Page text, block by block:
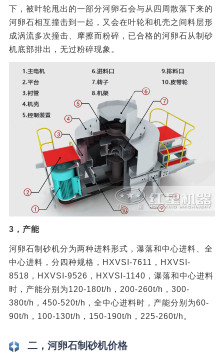
下，被叶轮甩出的一部分河卵石会与从四周散落下来的
河卵石相互撞击到一起，又会在叶轮和机壳之间料层形
成涡流多次撞击、摩擦而粉碎，已合格的河卵石从制砂
机底部排出，无过粉碎现象。
3，产能
河卵石制砂机分为两种进料形式，瀑落和中心进料、全
中心进料，分四种规格，HXVSI-7611，HXVSI-
8518，HXVSI-9526，HXVSI-1140，瀑落和中心进料
时，产能分别为120-180t/h，200-260t/h，300-
380t/h，450-520t/h，全中心进料时，产能分别为60-
90t/h，100-130t/h，150-190t/h，225-260t/h。
二，河卵石制砂机价格